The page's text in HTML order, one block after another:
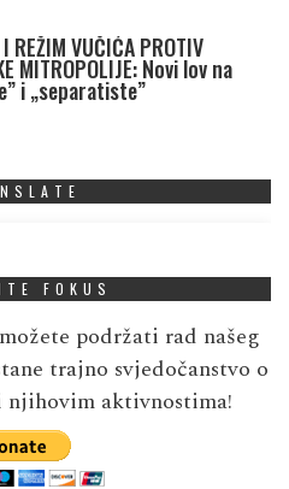
REŽIM VUČIĆA PROTIV
MITROPOLIJE: Novi lov na
i „separatiste”
FOKUS
podržati rad našeg
trajno svjedočanstvo o
aktivnostima!